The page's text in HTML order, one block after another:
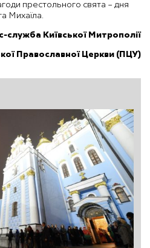
престольного свята – дня
Михаїла.
служба Київської Митрополії
Православної Церкви (ПЦУ)